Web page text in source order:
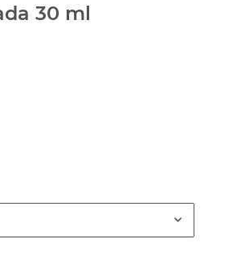
30 ml